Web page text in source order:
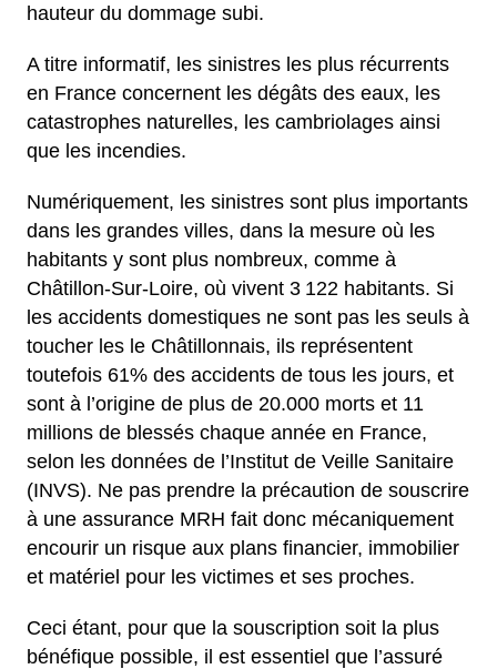
hauteur du dommage subi.
A titre informatif, les sinistres les plus récurrents
en France concernent les dégâts des eaux, les
catastrophes naturelles, les cambriolages ainsi
que les incendies.
Numériquement, les sinistres sont plus importants
dans les grandes villes, dans la mesure où les
habitants y sont plus nombreux, comme à
Châtillon-Sur-Loire, où vivent 3 122 habitants. Si
les accidents domestiques ne sont pas les seuls à
toucher les le Châtillonnais, ils représentent
toutefois 61% des accidents de tous les jours, et
sont à l’origine de plus de 20.000 morts et 11
millions de blessés chaque année en France,
selon les données de l’Institut de Veille Sanitaire
(INVS). Ne pas prendre la précaution de souscrire
à une assurance MRH fait donc mécaniquement
encourir un risque aux plans financier, immobilier
et matériel pour les victimes et ses proches.
Ceci étant, pour que la souscription soit la plus
bénéfique possible, il est essentiel que l’assuré